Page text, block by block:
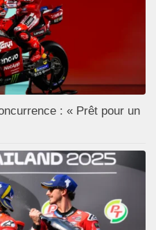
: « Prêt pour un